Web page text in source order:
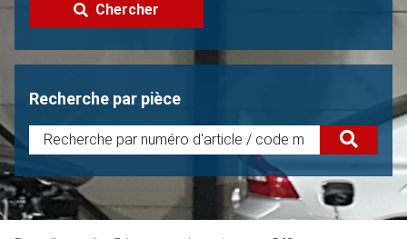
Chercher
Recherche par pièce